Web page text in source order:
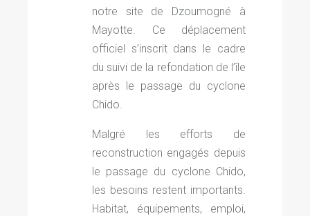
notre site de Dzoumogné à
Mayotte
Ce déplacement
officiel s’inscrit dans le cadre
du suivi de la refondation de l’île
après le passage du cyclone
Chido
Malgré les efforts de
reconstruction engagés depuis
le passage du cyclone Chido,
les besoins restent importants.
Habitat, équipements, emploi,